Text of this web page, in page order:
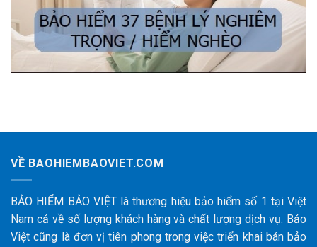
VỀ BAOHIEMBAOVIET.COM
BẢO HIỂM BẢO VIỆT là thương hiệu bảo hiểm số 1 tại Việt
Nam cả về số lượng khách hàng và chất lượng dịch vụ. Bảo
Việt cũng là đơn vị tiên phong trong việc triển khai bán bảo